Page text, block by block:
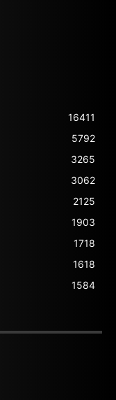
16411
5792
3265
3062
2125
1903
1718
1618
1584